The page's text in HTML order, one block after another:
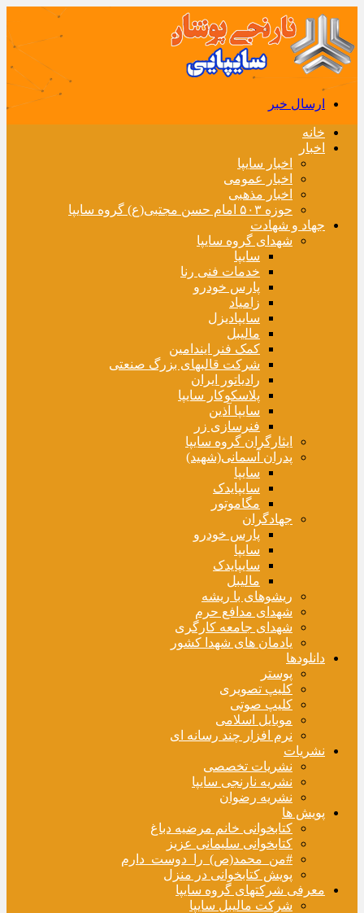
ارسال خبر
خانه
اخبار
اخبار سایپا
اخبار عمومی
اخبار مذهبی
حوزه ۵۰۳ امام حسن مجتبی(ع) گروه سایپا
جهاد و شهادت
شهدای گروه سایپا
سایپا
خدمات فنی رنا
پارس خودرو
زامیاد
سایپادیزل
مالیبل
کمک فنر ایندامین
شرکت قالبهای بزرگ صنعتی
رادیاتور ایران
پلاسکوکار سایپا
سایپا آذین
فنرسازی زر
ایثارگران گروه سایپا
پدران آسمانی(شهید)
سایپا
سایپایدک
مگاموتور
جهادگران
پارس خودرو
سایپا
سایپایدک
مالیبل
ریشوهای با ریشه
شهدای مدافع حرم
شهدای جامعه کارگری
یادمان های شهدا کشور
دانلودها
پوستر
کلیپ تصویری
کلیپ صوتی
موبایل اسلامی
نرم افزار چند رسانه ای
نشریات
نشریات تخصصی
نشریه نارنجی سایپا
نشریه رضوان
پویش ها
کتابخوانی خانم مرضیه دباغ
کتابخوانی سلیمانی عزیز
#من_محمد(ص)_را_دوست_دارم
پویش کتابخوانی در منزل
معرفی شرکتهای گروه سایپا
شرکت مالیبل سایپا